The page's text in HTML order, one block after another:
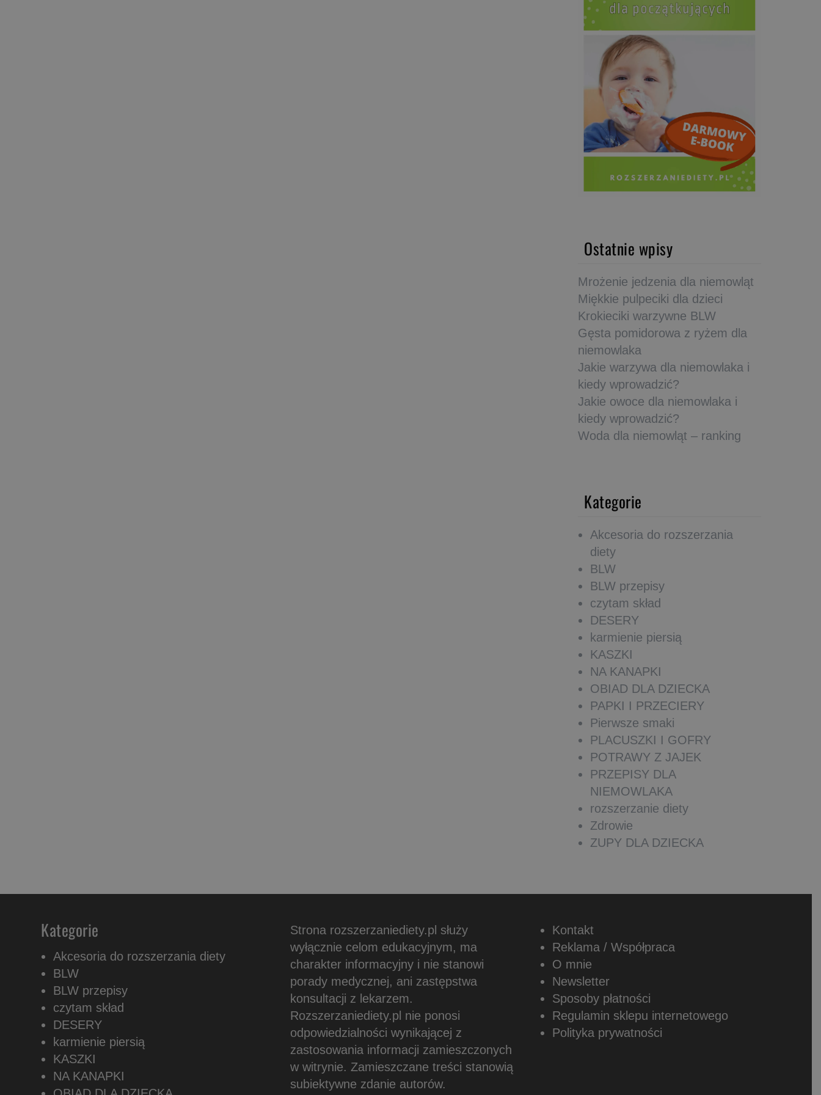
Ostatnie wpisy
Mrożenie jedzenia dla niemowląt
Miękkie pulpeciki dla dzieci
Krokieciki warzywne BLW
Gęsta pomidorowa z ryżem dla
niemowlaka
Jakie warzywa dla niemowlaka i
kiedy wprowadzić?
Jakie owoce dla niemowlaka i
kiedy wprowadzić?
Woda dla niemowląt – ranking
Kategorie
Akcesoria do rozszerzania
diety
BLW
BLW przepisy
czytam skład
DESERY
karmienie piersią
KASZKI
NA KANAPKI
OBIAD DLA DZIECKA
PAPKI I PRZECIERY
Pierwsze smaki
PLACUSZKI I GOFRY
POTRAWY Z JAJEK
PRZEPISY DLA
NIEMOWLAKA
rozszerzanie diety
Zdrowie
ZUPY DLA DZIECKA
Kategorie
Akcesoria do rozszerzania diety
BLW
BLW przepisy
czytam skład
DESERY
karmienie piersią
KASZKI
NA KANAPKI
Strona rozszerzaniediety.pl służy
wyłącznie celom edukacyjnym, ma
charakter informacyjny i nie stanowi
porady medycznej, ani zastępstwa
konsultacji z lekarzem.
Rozszerzaniediety.pl nie ponosi
odpowiedzialności wynikającej z
zastosowania informacji zamieszczonych
w witrynie. Zamieszczane treści stanowią
subiektywne zdanie autorów.
Kontakt
Reklama / Współpraca
O mnie
Newsletter
Sposoby płatności
Regulamin sklepu internetowego
Polityka prywatności